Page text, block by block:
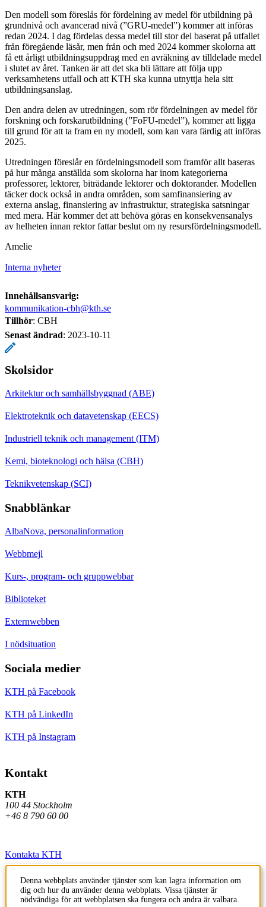
Den modell som föreslås för fördelning av medel för utbildning på
grundnivå och avancerad nivå (”GRU-medel”) kommer att införas
redan 2024. I dag fördelas dessa medel till stor del baserat på utfallet
från föregående läsår, men från och med 2024 kommer skolorna att
få ett årligt utbildningsuppdrag med en avräkning av tilldelade medel
i slutet av året. Tanken är att det ska bli lättare att följa upp
verksamhetens utfall och att KTH ska kunna utnyttja hela sitt
utbildningsanslag.
Den andra delen av utredningen, som rör fördelningen av medel för
forskning och forskarutbildning (”FoFU-medel”), kommer att ligga
till grund för att ta fram en ny modell, som kan vara färdig att införas
2025.
Utredningen föreslår en fördelningsmodell som framför allt baseras
på hur många anställda som skolorna har inom kategorierna
professorer, lektorer, biträdande lektorer och doktorander. Modellen
täcker dock också in andra områden, som samfinansiering av
externa anslag, finansiering av infrastruktur, strategiska satsningar
med mera. Här kommer det att behöva göras en konsekvensanalys
av helheten innan rektor fattar beslut om ny resursfördelningsmodell.
Amelie
Interna nyheter
Innehållsansvarig:
kommunikation-cbh@kth.se
Tillhör: CBH
Senast ändrad: 2023-10-11
Skolsidor
Arkitektur och samhällsbyggnad (ABE)
Elektroteknik och datavetenskap (EECS)
Industriell teknik och management (ITM)
Kemi, bioteknologi och hälsa (CBH)
Teknikvetenskap (SCI)
Snabblänkar
AlbaNova, personalinformation
Webbmejl
Kurs-, program- och gruppwebbar
Biblioteket
Externwebben
I nödsituation
Sociala medier
KTH på Facebook
KTH på LinkedIn
KTH på Instagram
Kontakt
KTH
100 44 Stockholm
+46 8 790 60 00
Kontakta KTH
Jobba på KTH
Press och media
Denna webbplats använder tjänster som kan lagra information om
dig och hur du använder denna webbplats. Vissa tjänster är
nödvändiga för att webbplatsen ska fungera och andra är valbara.